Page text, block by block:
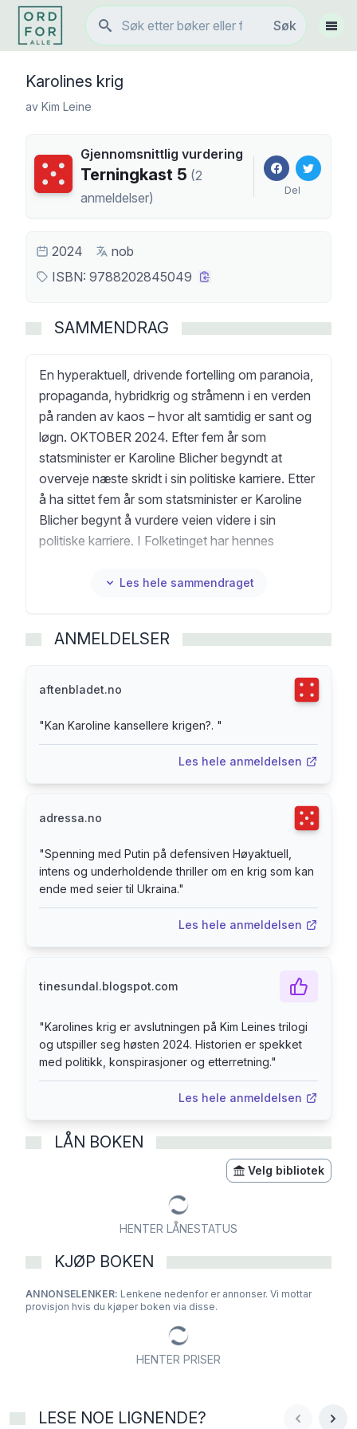
Søk
Søk
Vis
Karolines krig
av Kim Leine
Terningkast
Gjennomsnittlig vurdering
Terningkast 5 (2
anmeldelser) Del
2024
nob
ISBN: 9788202845049
SAMMENDRAG
En hyperaktuell, drivende fortelling om paranoia,
propaganda, hybridkrig og stråmenn i en verden
på randen av kaos – hvor alt samtidig er sant og
løgn. OKTOBER 2024. Efter fem år som
statsminister er Karoline Blicher begyndt at
overveje næste skridt i sin politiske karriere. Etter
å ha sittet fem år som statsminister er Karoline
Blicher begynt å vurdere veien videre i sin
politiske karriere. I Folketinget har hennes
ikke akkurat hjulpet av hennes lyssky
sablene. Da hun ender opp midt i voldelige
svirre om innblanding fra utenlandske interesser,
øker presset på henne. Dagen etter dukker hun
heller ikke opp på statsministerkontoret.
Journalisten Jesper Skov prøver å finne ut hva
som er skjedd med henne. Landets statsminister
kan da ikke bare forsvinne sporløst? Med hjelp
fra FE-agenten Annie Faurschou oppdager
Jesper alle piler peker mot Moskva og videre mot
fronten i Ukraina. Karolines krig er siste bind i
trilogien om Karoline Blicher.
Les hele sammendraget
ANMELDELSER
aftenbladet.no
"Kan Karoline kansellere krigen?. "
Les hele anmeldelsen
adressa.no
"Spenning med Putin på defensiven Høyaktuell,
intens og underholdende thriller om en krig som kan
ende med seier til Ukraina."
Les hele anmeldelsen
tinesundal.blogspot.com
"Karolines krig er avslutningen på Kim Leines trilogi
og utspiller seg høsten 2024. Historien er spekket
med politikk, konspirasjoner og etterretning."
Les hele anmeldelsen
LÅN BOKEN
Velg bibliotek
HENTER LÅNESTATUS
KJØP BOKEN
ANNONSELENKER: Lenkene nedenfor er annonser. Vi mottar
provisjon hvis du kjøper boken via disse.
HENTER PRISER
LESE NOE LIGNENDE?